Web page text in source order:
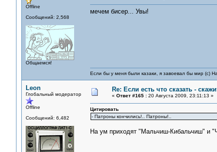
Offline
Сообщений: 2,568
Общаемся!
мечем бисер... Увы!
Если бы у меня были казаки, я завоевал бы мир (с)
Leon
Глобальный модератор
Offline
Сообщений: 6,482
Re: Если есть что сказать -
« Ответ #165 :20 Августа 2009, 23:11:13 »
Цитировать
- Патроны кончились!.. Патроны!..
На ум приходят "Мальчиш-Кибальчиш" и